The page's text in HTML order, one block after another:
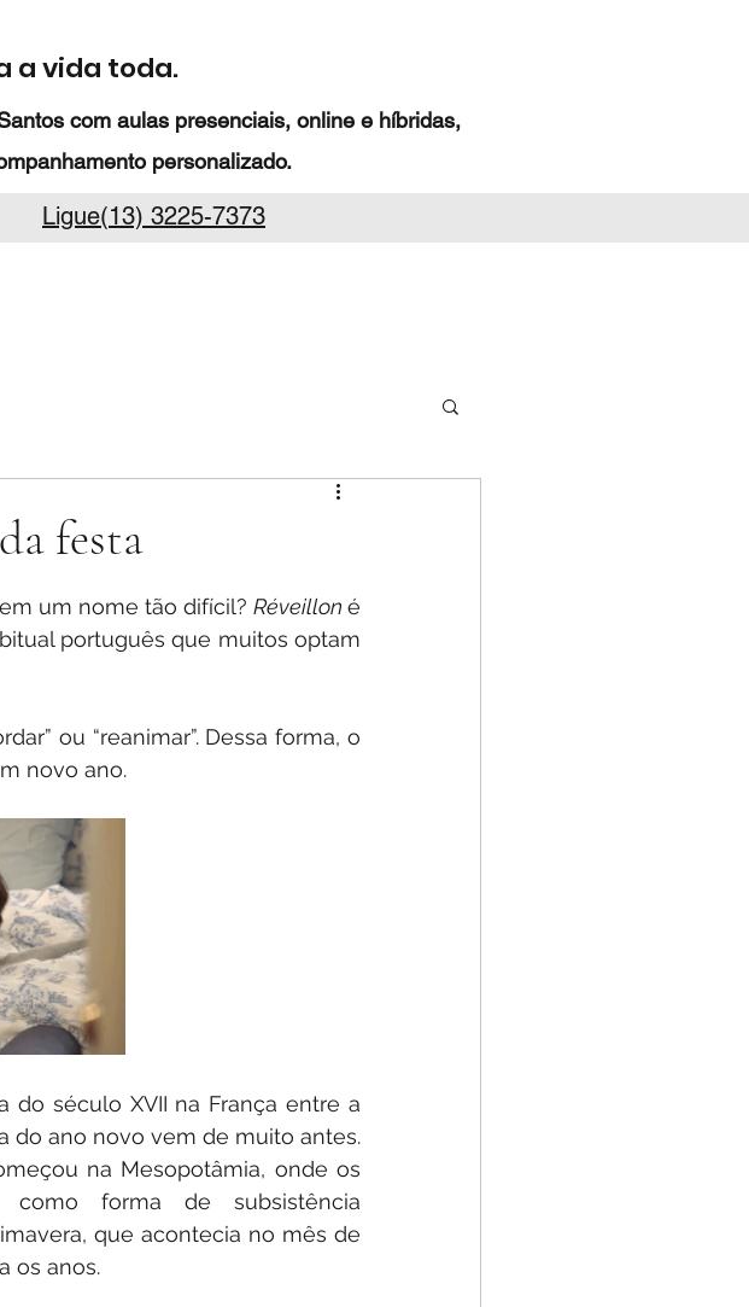
a vida toda.
com aulas presenciais, online e híbridas,
personalizado.
Ligue(13) 3225-7373
festa
um nome tão difícil? Réveillon é
português que muitos optam
novo ano.
do século XVII na França entre a
na Mesopotâmia, onde os
forma de subsistência
que acontecia no mês de
os anos.